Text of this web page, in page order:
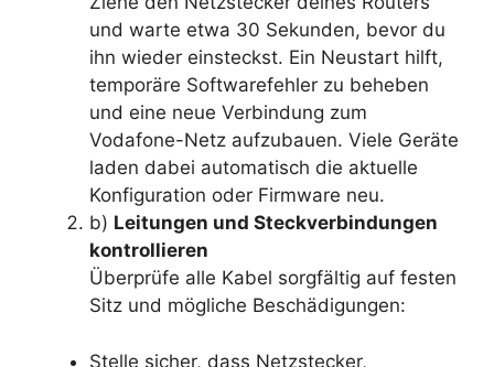
und warte etwa 30 Sekunden, bevor du
ihn wieder einsteckst. Ein Neustart hilft,
temporäre Softwarefehler zu beheben
und eine neue Verbindung zum
Vodafone-Netz aufzubauen. Viele Geräte
laden dabei automatisch die aktuelle
Konfiguration oder Firmware neu.
b) Leitungen und Steckverbindungen
kontrollieren
Überprüfe alle Kabel sorgfältig auf festen
Sitz und mögliche Beschädigungen:
Stelle sicher, dass Netzstecker,